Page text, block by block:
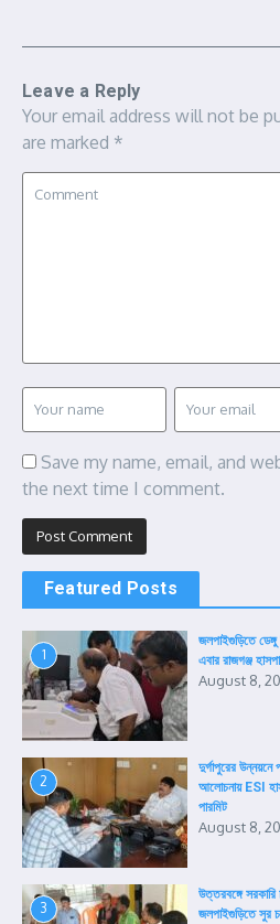
Leave a Reply
Your email address will not be
are marked *
Save my name, email, and
the next time I comment.
Featured Posts
1
জলপাইগুড়িতে
এবার রাজগঞ্জ
August 8,
2
দুর্গাপুরের উন্নয়নে
আলোচনায় ESI
পারমিট
August 8,
3
উত্তরবঙ্গে সরকারি
জলপাইগুড়িতে সুর